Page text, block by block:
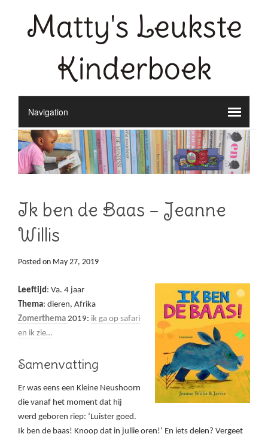
Matty's Leukste
Kinderboek
Ik ben de Baas – Jeanne
Willis
Posted on May 27, 2019
Leeftijd: Va. 4 jaar
Thema: dieren, Afrika
Zomerthema 2019: ik ga op safari
en ik zie…
Samenvatting
Er was eens een Kleine Neushoorn
die vanaf het moment dat hij
werd geboren riep: ‘Luister goed.
Ik ben de baas! Knoop dat in jullie oren!’ En iets delen? Vergeet